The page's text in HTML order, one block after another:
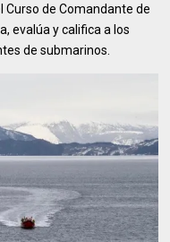
Curso de Comandante de
evalúa y califica a los
de submarinos.